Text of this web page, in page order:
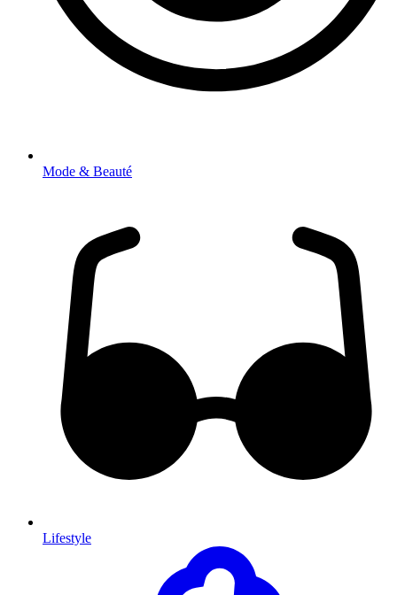
Mode & Beauté
Lifestyle